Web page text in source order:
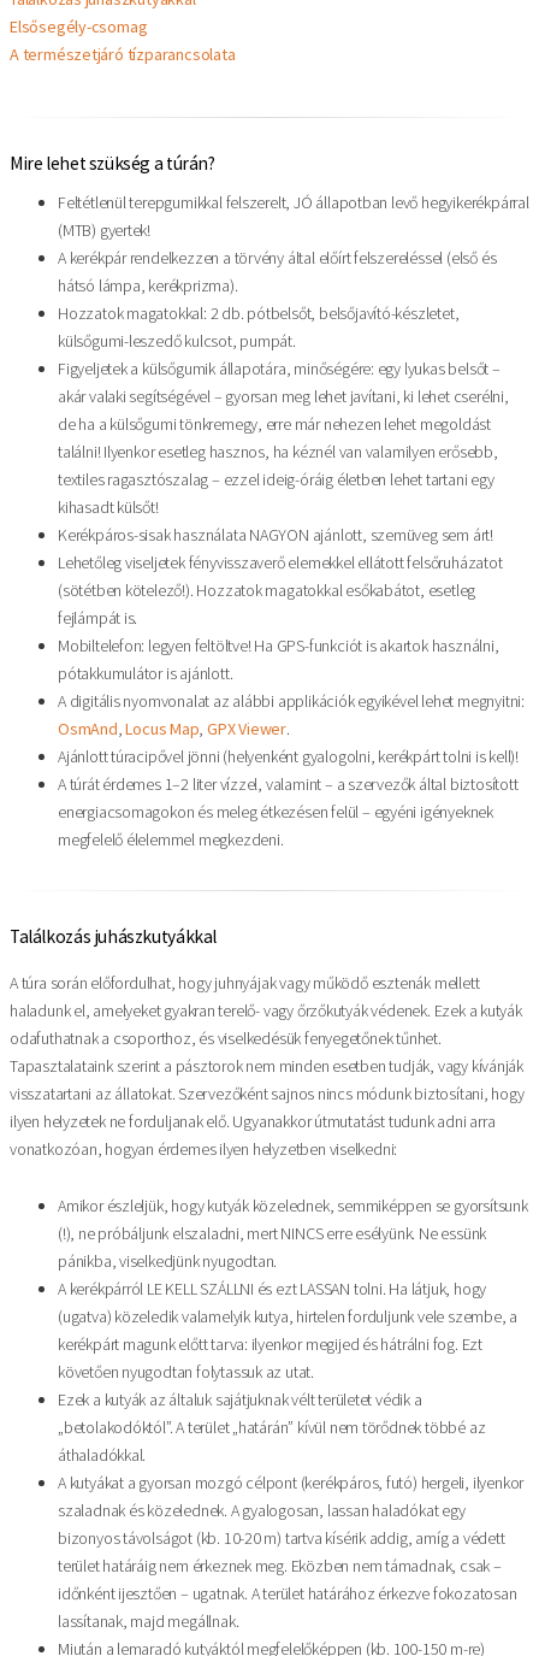
Elsősegély-csomag
A természetjáró tízparancsolata
Mire lehet szükség a túrán?
Feltétlenül terepgumikkal felszerelt, JÓ állapotban levő hegyikerékpárral
(MTB) gyertek!
A kerékpár rendelkezzen a törvény által előírt felszereléssel (első és
hátsó lámpa, kerékprizma).
Hozzatok magatokkal: 2 db. pótbelsőt, belsőjavító-készletet,
külsőgumi-leszedő kulcsot, pumpát.
Figyeljetek a külsőgumik állapotára, minőségére: egy lyukas belsőt –
akár valaki segítségével – gyorsan meg lehet javítani, ki lehet cserélni,
de ha a külsőgumi tönkremegy, erre már nehezen lehet megoldást
találni! Ilyenkor esetleg hasznos, ha kéznél van valamilyen erősebb,
textiles ragasztószalag – ezzel ideig-óráig életben lehet tartani egy
kihasadt külsőt!
Kerékpáros-sisak használata NAGYON ajánlott, szemüveg sem árt!
Lehetőleg viseljetek fényvisszaverő elemekkel ellátott felsőruházatot
(sötétben kötelező!). Hozzatok magatokkal esőkabátot, esetleg
fejlámpát is.
Mobiltelefon: legyen feltöltve! Ha GPS-funkciót is akartok használni,
pótakkumulátor is ajánlott.
A digitális nyomvonalat az alábbi applikációk egyikével lehet megnyitni:
OsmAnd,Locus Map,GPX Viewer.
Ajánlott túracipővel jönni (helyenként gyalogolni, kerékpárt tolni is kell)!
A túrát érdemes 1–2 liter vízzel, valamint – a szervezők által biztosított
energiacsomagokon és meleg étkezésen felül – egyéni igényeknek
megfelelő élelemmel megkezdeni.
Találkozás juhászkutyákkal
A túra során előfordulhat, hogy juhnyájak vagy működő esztenák mellett
haladunk el, amelyeket gyakran terelő- vagy őrzőkutyák védenek. Ezek a kutyák
odafuthatnak a csoporthoz, és viselkedésük fenyegetőnek tűnhet.
Tapasztalataink szerint a pásztorok nem minden esetben tudják, vagy kívánják
visszatartani az állatokat. Szervezőként sajnos nincs módunk biztosítani, hogy
ilyen helyzetek ne forduljanak elő. Ugyanakkor útmutatást tudunk adni arra
vonatkozóan, hogyan érdemes ilyen helyzetben viselkedni:
Amikor észleljük, hogy kutyák közelednek, semmiképpen se gyorsítsunk
(!), ne próbáljunk elszaladni, mert NINCS erre esélyünk. Ne essünk
pánikba, viselkedjünk nyugodtan.
A kerékpárról LE KELL SZÁLLNI és ezt LASSAN tolni. Ha látjuk, hogy
(ugatva) közeledik valamelyik kutya, hirtelen forduljunk vele szembe, a
kerékpárt magunk előtt tarva: ilyenkor megijed és hátrálni fog. Ezt
követően nyugodtan folytassuk az utat.
Ezek a kutyák az általuk sajátjuknak vélt területet védik a
„betolakodóktól”. A terület „határán” kívül nem törődnek többé az
áthaladókkal.
A kutyákat a gyorsan mozgó célpont (kerékpáros, futó) hergeli, ilyenkor
szaladnak és közelednek. A gyalogosan, lassan haladókat egy
bizonyos távolságot (kb. 10-20 m) tartva kísérik addig, amíg a védett
terület határáig nem érkeznek meg. Eközben nem támadnak, csak –
időnként ijesztően – ugatnak. A terület határához érkezve fokozatosan
lassítanak, majd megállnak.
Miután a lemaradó kutyáktól megfelelőképpen (kb. 100-150 m-re)